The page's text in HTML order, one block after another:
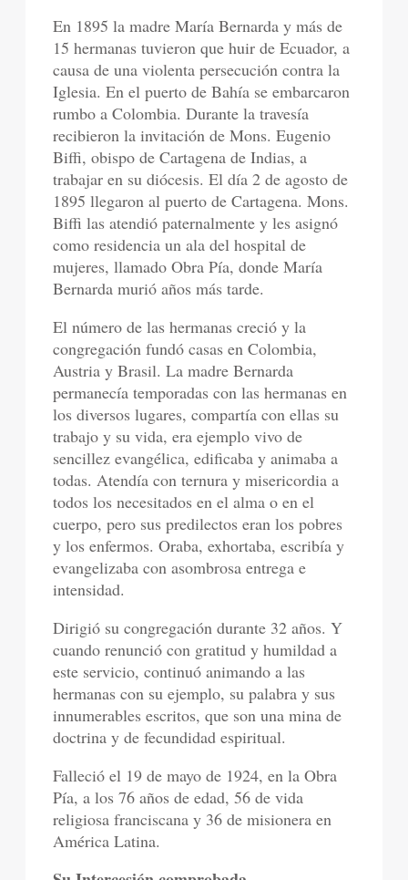
En 1895 la madre María Bernarda y más de
15 hermanas tuvieron que huir de Ecuador, a
causa de una violenta persecución contra la
Iglesia. En el puerto de Bahía se embarcaron
rumbo a Colombia. Durante la travesía
recibieron la invitación de Mons. Eugenio
Biffi, obispo de Cartagena de Indias, a
trabajar en su diócesis. El día 2 de agosto de
1895 llegaron al puerto de Cartagena. Mons.
Biffi las atendió paternalmente y les asignó
como residencia un ala del hospital de
mujeres, llamado Obra Pía, donde María
Bernarda murió años más tarde.
El número de las hermanas creció y la
congregación fundó casas en Colombia,
Austria y Brasil. La madre Bernarda
permanecía temporadas con las hermanas en
los diversos lugares, compartía con ellas su
trabajo y su vida, era ejemplo vivo de
sencillez evangélica, edificaba y animaba a
todas. Atendía con ternura y misericordia a
todos los necesitados en el alma o en el
cuerpo, pero sus predilectos eran los pobres
y los enfermos. Oraba, exhortaba, escribía y
evangelizaba con asombrosa entrega e
intensidad.
Dirigió su congregación durante 32 años. Y
cuando renunció con gratitud y humildad a
este servicio, continuó animando a las
hermanas con su ejemplo, su palabra y sus
innumerables escritos, que son una mina de
doctrina y de fecundidad espiritual.
Falleció el 19 de mayo de 1924, en la Obra
Pía, a los 76 años de edad, 56 de vida
religiosa franciscana y 36 de misionera en
América Latina.